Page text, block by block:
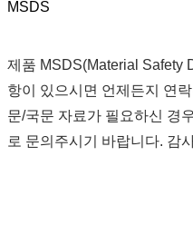
MSDS
제품 MSDS(Material Safety
항이 있으시면 언제든지 연
문/국문 자료가 필요하신 경
로 문의주시기 바랍니다. 감